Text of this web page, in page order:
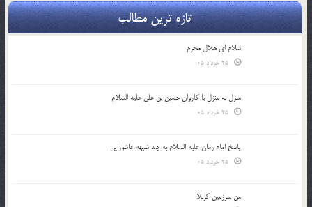
تازه ترین مطالب
سلام ای هلال محرم
منزل به منزل با کاروان حسین بن علی علیه السلام
پاسخ امام زمان علیه السلام به چند شبهه عاشورایی
من سرزمین کربلا